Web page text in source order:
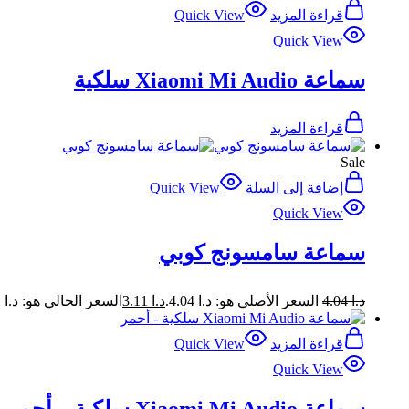
قراءة المزيد
Quick View
Quick View
سماعة Xiaomi Mi Audio سلكية
قراءة المزيد
Sale
إضافة إلى السلة
Quick View
Quick View
سماعة سامسونج كوبي
د.ا4.04 السعر الأصلي هو: د.ا 4.04. د.ا السعر الحالي هو: د.ا 3.11.
قراءة المزيد
Quick View
Quick View